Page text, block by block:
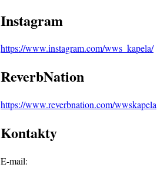
Instagram
https://www.instagram.com/wws_kapela/
ReverbNation
https://www.reverbnation.com/wwskapela
Kontakty
E-mail: